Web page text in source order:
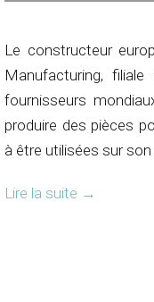
Le constructeur
Manufacturing,
fournisseurs
produire des pièces
à être utilisées sur
Lire la suite →